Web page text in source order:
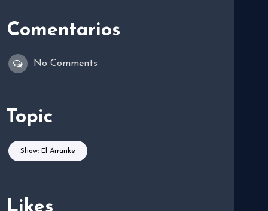
Comentarios
No Comments
Topic
Show: El Arranke